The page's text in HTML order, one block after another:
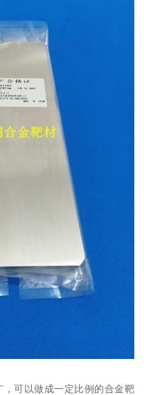
可以做成一定比例的合金靶